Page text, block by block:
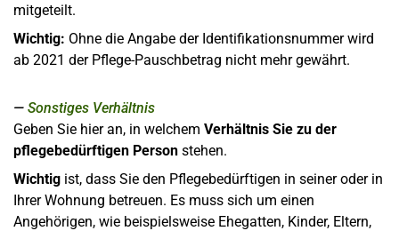
mitgeteilt.
Wichtig: Ohne die Angabe der Identifikationsnummer wird
ab 2021 der Pflege-Pauschbetrag nicht mehr gewährt.
Sonstiges Verhältnis
Geben Sie hier an, in welchem Verhältnis Sie zu der
pflegebedürftigen Person stehen.
Wichtig ist, dass Sie den Pflegebedürftigen in seiner oder in
Ihrer Wohnung betreuen. Es muss sich um einen
Angehörigen, wie beispielsweise Ehegatten, Kinder, Eltern,